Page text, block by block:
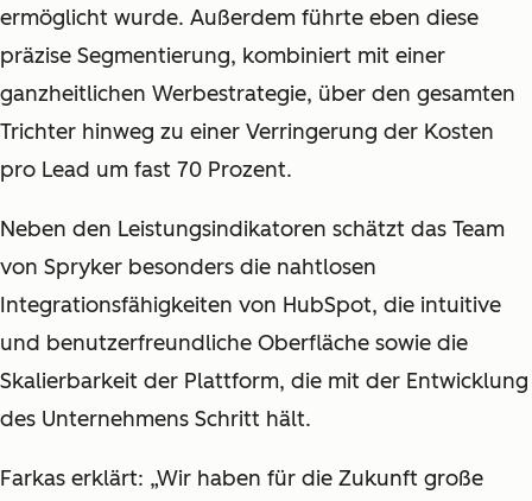
ermöglicht wurde. Außerdem führte eben diese
präzise Segmentierung, kombiniert mit einer
ganzheitlichen Werbestrategie, über den gesamten
Trichter hinweg zu einer Verringerung der Kosten
pro Lead um fast 70 Prozent.
Neben den Leistungsindikatoren schätzt das Team
von Spryker besonders die nahtlosen
Integrationsfähigkeiten von HubSpot, die intuitive
und benutzerfreundliche Oberfläche sowie die
Skalierbarkeit der Plattform, die mit der Entwicklung
des Unternehmens Schritt hält.
Farkas erklärt: „Wir haben für die Zukunft große